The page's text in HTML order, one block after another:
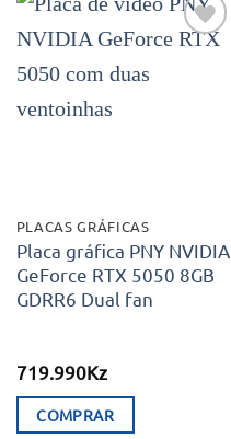
PLACAS GRÁFICAS
Placa gráfica PNY NVIDIA
GeForce RTX 5050 8GB
GDRR6 Dual fan
719.990Kz
COMPRAR